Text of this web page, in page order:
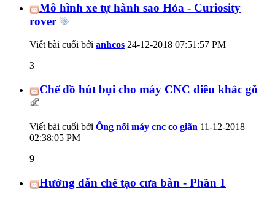
Mô hình xe tự hành sao Hỏa - Curiosity
rover
Viết bài cuối bởi anhcos 24-12-2018 07:51:57 PM
3
Chế đồ hút bụi cho máy CNC điêu khắc gỗ
Viết bài cuối bởi Ống nối máy cnc co giãn 11-12-2018
02:38:05 PM
9
Hướng dẫn chế tạo cưa bàn - Phần 1